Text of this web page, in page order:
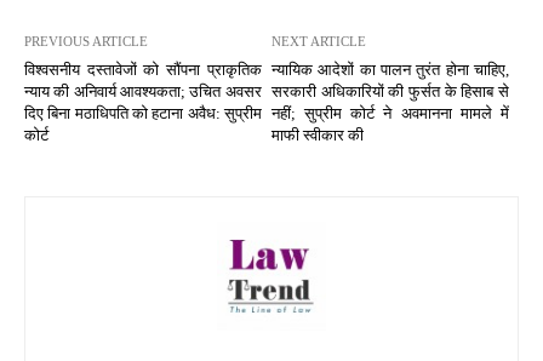
PREVIOUS ARTICLE
विश्वसनीय दस्तावेजों को सौंपना प्राकृतिक
न्याय की अनिवार्य आवश्यकता; उचित अवसर
दिए बिना मठाधिपति को हटाना अवैध: सुप्रीम
कोर्ट
NEXT ARTICLE
न्यायिक आदेशों का पालन तुरंत होना चाहिए,
सरकारी अधिकारियों की फुर्सत के हिसाब से
नहीं; सुप्रीम कोर्ट ने अवमानना मामले में
माफी स्वीकार की